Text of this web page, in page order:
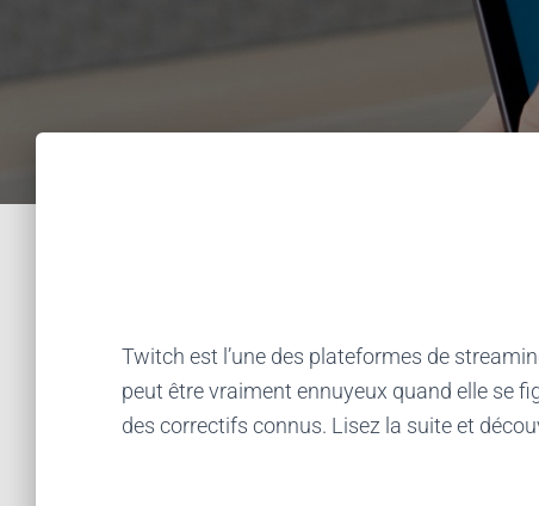
Twitch est l’une des plateformes de
peut être vraiment ennuyeux quand elle se
des correctifs connus. Lisez la suite et